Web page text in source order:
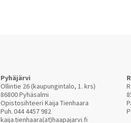
Pyhäjärvi
Ollintie 26 (kaupungintalo, 1. krs)
86800 Pyhäsalmi
Opistosihteeri Kaija Tienhaara
Puh.044 4457 982
kaija.tienhaara(at)haapajarvi.fi